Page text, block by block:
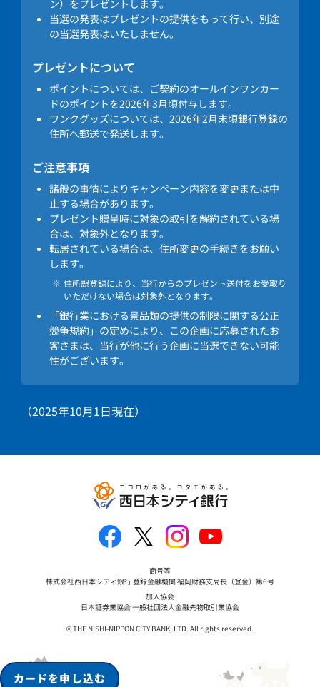
ン）をプレゼントします。
当選の発表はプレゼントの提供をもって行い、別途
の当選発表はいたしません。
プレゼントについて
ポイントについては、ご契約のオールインワンカー
ドのポイントを2026年3月頃付与します。
ワンクグッズについては、2026年2月末頃銀行登録の
住所へ郵送で発送します。
ご注意事項
諸般の事情によりキャンペーン内容を変更または中
止する場合があります。
プレゼント贈呈時に対象の取引を解約されている場
合は、対象外となります。
転居されている場合は、住所変更の手続きをお願い
します。
住所誤登録により、当行からのプレゼント送付をお受取り
いただけない場合は対象外となります。
「銀行業における景品類の提供の制限に関する公正
競争規約」の定めにより、この企画に応募されたお
客さまは、当行が他に行う企画に当選できない可能
性がございます。
（2025年10月1日現在）
商号等
株式会社西日本シティ銀行 登録金融機関 福岡財務支局長（登金）第6号
加入協会
日本証券業協会 一般社団法人金融先物取引業協会
© THE NISHI-NIPPON CITY BANK, LTD. All rights reserved.
カードを申し込む